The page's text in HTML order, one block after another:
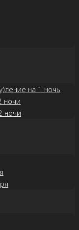
на 1 ночь
ночи
ночи